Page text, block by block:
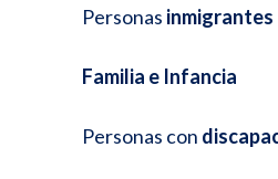
Personas inmigrantes
Familia e Infancia
Personas con